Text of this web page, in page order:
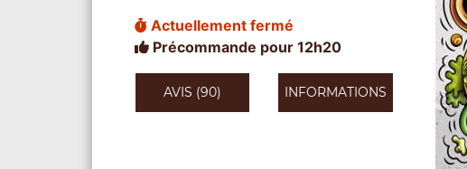
Actuellement fermé
Précommande pour 12h20
AVIS (90) INFORMATIONS